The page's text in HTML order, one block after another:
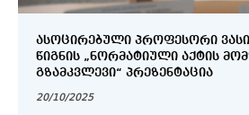
ᲐᲡᲝᲪᲘᲠᲔᲑᲣᲚᲘ ᲞᲠᲝᲤᲔᲡᲝᲠᲘ
ᲬᲘᲒᲜᲘᲡ „ᲜᲝᲠᲛᲐᲢᲘᲣᲚᲘ ᲐᲥᲢᲘᲡ
ᲒᲖᲐᲛᲙᲕᲚᲔᲕᲘ“ ᲞᲠᲔᲖᲔᲜᲢᲐᲪᲘᲐ
20/10/2025